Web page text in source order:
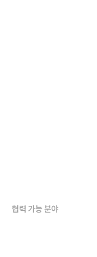
협력 가능 분야